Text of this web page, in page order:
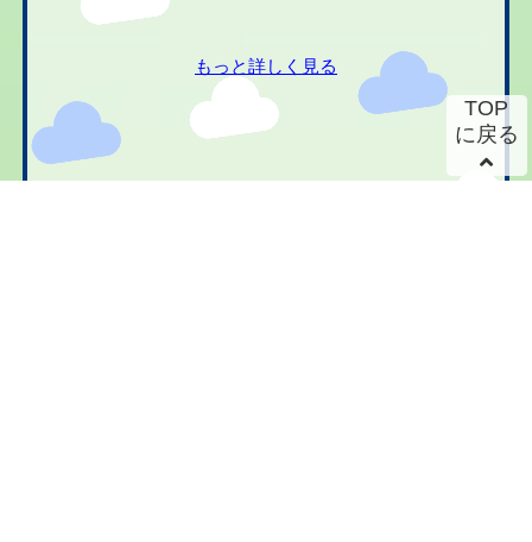
もっと詳しく見る
TOP
に戻る